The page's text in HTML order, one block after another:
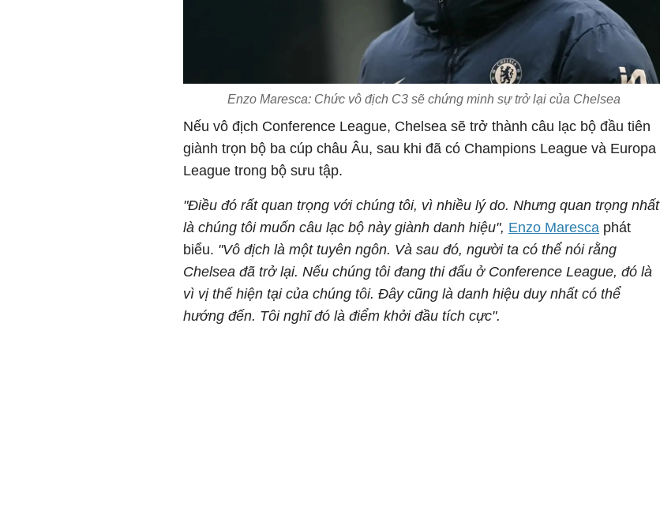
Enzo Maresca: Chức vô địch C3 sẽ chứng minh sự trở lại của Chelsea
Nếu vô địch Conference League, Chelsea sẽ trở thành câu lạc bộ đầu tiên
giành trọn bộ ba cúp châu Âu, sau khi đã có Champions League và Europa
League trong bộ sưu tập.
"Điều đó rất quan trọng với chúng tôi, vì nhiều lý do. Nhưng quan trọng nhất
là chúng tôi muốn câu lạc bộ này giành danh hiệu", Enzo Maresca phát
biểu. "Vô địch là một tuyên ngôn. Và sau đó, người ta có thể nói rằng
Chelsea đã trở lại. Nếu chúng tôi đang thi đấu ở Conference League, đó là
vì vị thế hiện tại của chúng tôi. Đây cũng là danh hiệu duy nhất có thể
hướng đến. Tôi nghĩ đó là điểm khởi đầu tích cực".